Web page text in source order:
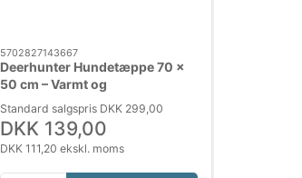
5702827143667
Deerhunter Hundetæppe 70 x
50 cm – Varmt og
Absorberende Tæppe til Hund
Standard salgspris DKK 299,00
DKK 139,00
DKK 111,20 ekskl. moms